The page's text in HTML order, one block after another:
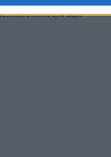
fotó alapján elvégzi
a Kifli.hu új AI-alapú